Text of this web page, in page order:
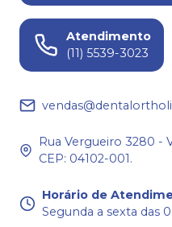
Atendimento
(11) 5539-3023
Rua Vergueiro 3280 -
CEP: 04102-001.
Horário de
Segunda a sexta das